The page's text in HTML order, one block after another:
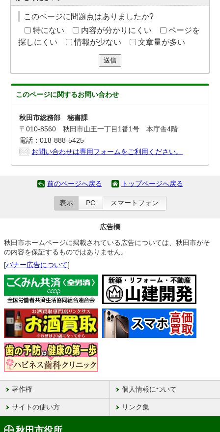
このページに問題点はありましたか?
特にない
内容が分かりにくい
ページを
探しにくい
情報が少ない 文章量が多い
送信
このページに関するお問い合わせ
秋田市総務部 秘書課
〒010-8560 秋田市山王一丁目1番1号 本庁舎4階
電話：018-888-5425
お問い合わせは専用フォームをご利用ください。
前のページへ戻る トップページへ戻る
表示 PC スマートフォン
広告欄
秋田市ホームページに掲載されている広告については、秋田市がそ
の内容を保証するものではありません。
[バナー広告について]
著作権 個人情報について
サイトの使い方 リンク集